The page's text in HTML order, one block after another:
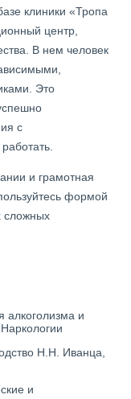
клиники «Тропа
центр,
В нем человек
Это
с
и грамотная
формой
сложных
алкоголизма и
Н.Н. Иванца,
и